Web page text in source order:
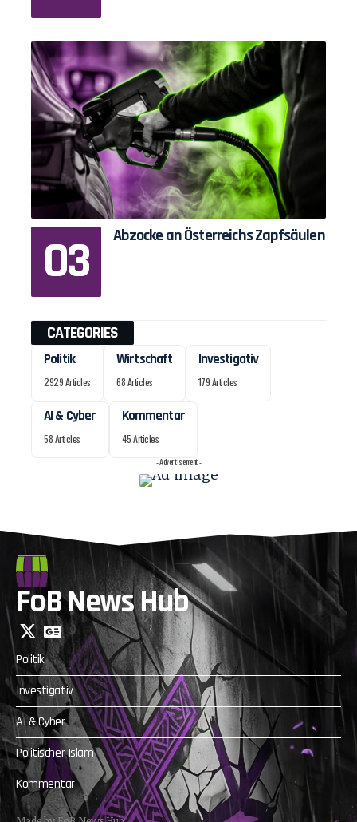
Abzocke an Österreichs Zapfsäulen
CATEGORIES
Politik
2929 Articles
Wirtschaft
68 Articles
Investigativ
179 Articles
AI & Cyber
58 Articles
Kommentar
45 Articles
- Advertisement -
FoB News Hub
Politik
Investigativ
AI & Cyber
Politischer Islam
Kommentar